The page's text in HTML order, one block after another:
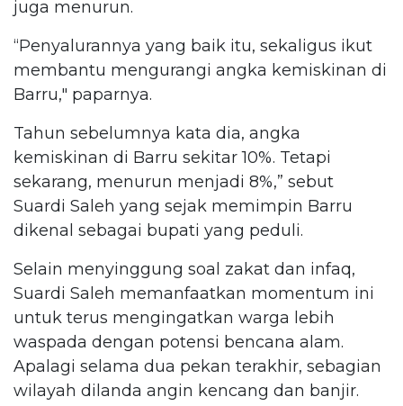
juga menurun.
“Penyalurannya yang baik itu, sekaligus ikut
membantu mengurangi angka kemiskinan di
Barru," paparnya.
Tahun sebelumnya kata dia, angka
kemiskinan di Barru sekitar 10%. Tetapi
sekarang, menurun menjadi 8%,” sebut
Suardi Saleh yang sejak memimpin Barru
dikenal sebagai bupati yang peduli.
Selain menyinggung soal zakat dan infaq,
Suardi Saleh memanfaatkan momentum ini
untuk terus mengingatkan warga lebih
waspada dengan potensi bencana alam.
Apalagi selama dua pekan terakhir, sebagian
wilayah dilanda angin kencang dan banjir.